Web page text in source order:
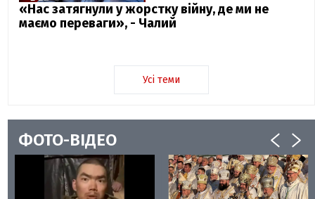
«Нас затягнули у жорстку війну, де ми не
маємо переваги», - Чалий
Усі теми
ФОТО-ВІДЕО